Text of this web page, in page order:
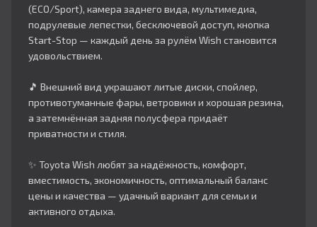
(ECO/Sport), камера заднего вида, мультимедиа,
подрулевые лепестки, бесключевой доступ, кнопка
Start-Stop — каждый день за рулём Wish становится
удовольствием.​
🎵 Внешний вид украшают литые диски, спойлер,
противотуманные фары, ветровики и хорошая резина,
а затемнённая задняя полусфера придаёт
приватности и стиля.​
✨ Toyota Wish любят за надёжность, комфорт,
вместимость, экономичность, оптимальный баланс
цены и качества — удачный вариант для семьи и
активного отдыха.